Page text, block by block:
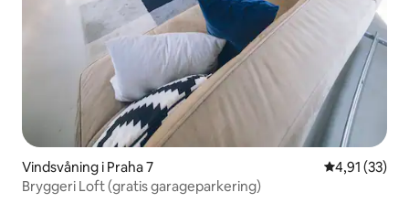
Vindsvåning i Praha 7 4,91 av 5 i
4,91 (33)
Bryggeri Loft (gratis garageparkering)